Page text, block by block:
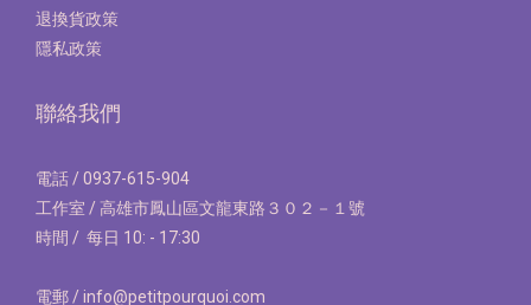
退換貨政策
隱私政策
聯絡我們
電話 / 0937-615-904
工作室 / 高雄市鳳山區文龍東路３０２－１號
時間 / 每日 10: - 17:30
電郵 / info@petitpourquoi.com